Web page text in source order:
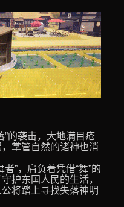
”的袭击，大地满目疮
掌管自然的诸神也消
”，肩负着凭借“舞”的
护东国人民的生活，
将踏上寻找失落神明